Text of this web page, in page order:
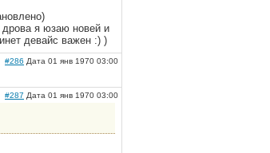
я юзаю новей и
девайс важен :) )
#286 Дата 01 янв 1970 03:00
#287 Дата 01 янв 1970 03:00